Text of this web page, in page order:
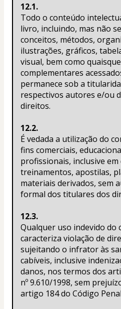
12.1.
Todo o conteúdo
livro, incluindo, mas não
conceitos, métodos,
ilustrações, gráficos,
visual, bem como
complementares
permanece sob a
respectivos autores e/ou
direitos.
12.2.
É vedada a utilização do
fins comerciais,
profissionais, inclusive
treinamentos, apostilas,
materiais derivados, sem
formal dos titulares dos
12.3.
Qualquer uso indevido do
caracteriza violação de
sujeitando o infrator às
cabíveis, inclusive
danos, nos termos dos
nº 9.610/1998, sem
artigo 184 do Código